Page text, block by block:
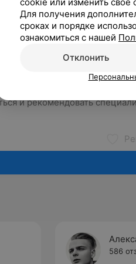
586
Для получения
сроках и порядке
ознакомиться с нашей
Отклонить